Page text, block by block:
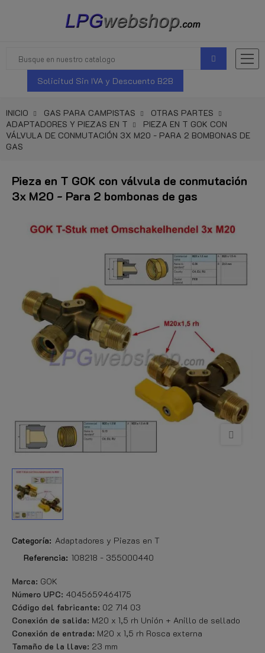
Solicitud Sin IVA y Descuento B2B
INICIO GAS PARA CAMPISTAS
OTRAS PARTES
ADAPTADORES Y PIEZAS EN T
PIEZA EN T GOK CON
VÁLVULA DE CONMUTACIÓN 3X M20 - PARA 2 BOMBONAS DE
GAS
Pieza en T GOK con válvula de conmutación
3x M20 - Para 2 bombonas de gas
Categoría: Adaptadores y Piezas en T
Referencia: 108218 - 355000440
Marca: GOK
Número UPC: 4045659464175
Código del fabricante: 02 714 03
Conexión de salida: M20 x 1,5 rh Unión + Anillo de sellado
Conexión de entrada: M20 x 1,5 rh Rosca externa
Tamaño de la llave: 23 mm